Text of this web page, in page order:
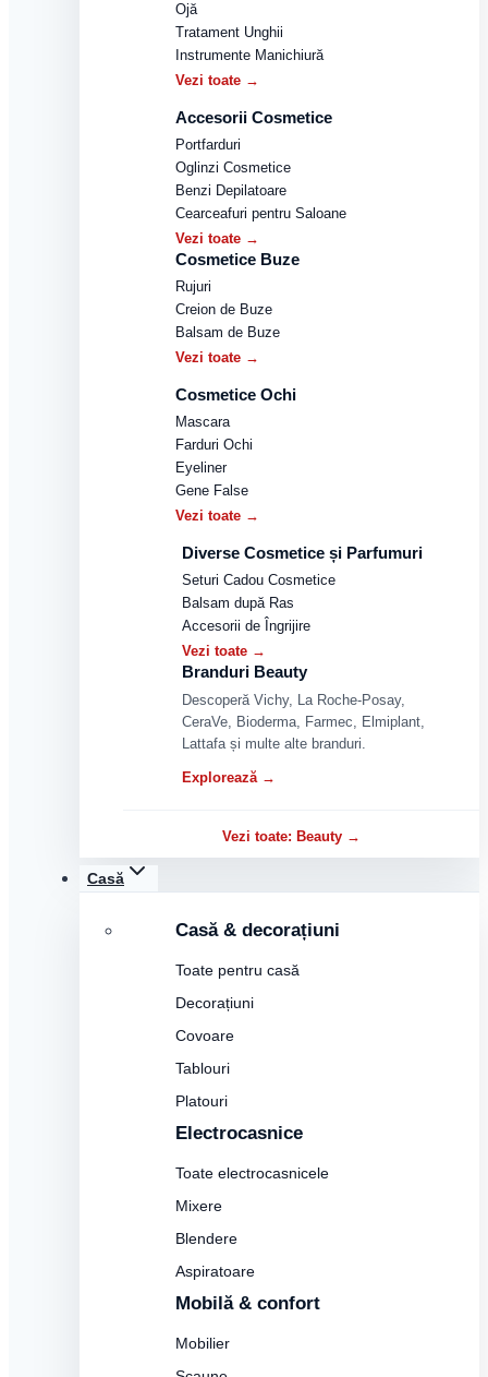
Ojă
Tratament Unghii
Instrumente Manichiură
Vezi toate →
Accesorii Cosmetice
Portfarduri
Oglinzi Cosmetice
Benzi Depilatoare
Cearceafuri pentru Saloane
Vezi toate →
Cosmetice Buze
Rujuri
Creion de Buze
Balsam de Buze
Vezi toate →
Cosmetice Ochi
Mascara
Farduri Ochi
Eyeliner
Gene False
Vezi toate →
Diverse Cosmetice și Parfumuri
Seturi Cadou Cosmetice
Balsam după Ras
Accesorii de Îngrijire
Vezi toate →
Branduri Beauty
Descoperă Vichy, La Roche-Posay,
CeraVe, Bioderma, Farmec, Elmiplant,
Lattafa și multe alte branduri.
Explorează →
Vezi toate: Beauty →
Casă
Casă & decorațiuni
Toate pentru casă
Decorațiuni
Covoare
Tablouri
Platouri
Electrocasnice
Toate electrocasnicele
Mixere
Blendere
Aspiratoare
Mobilă & confort
Mobilier